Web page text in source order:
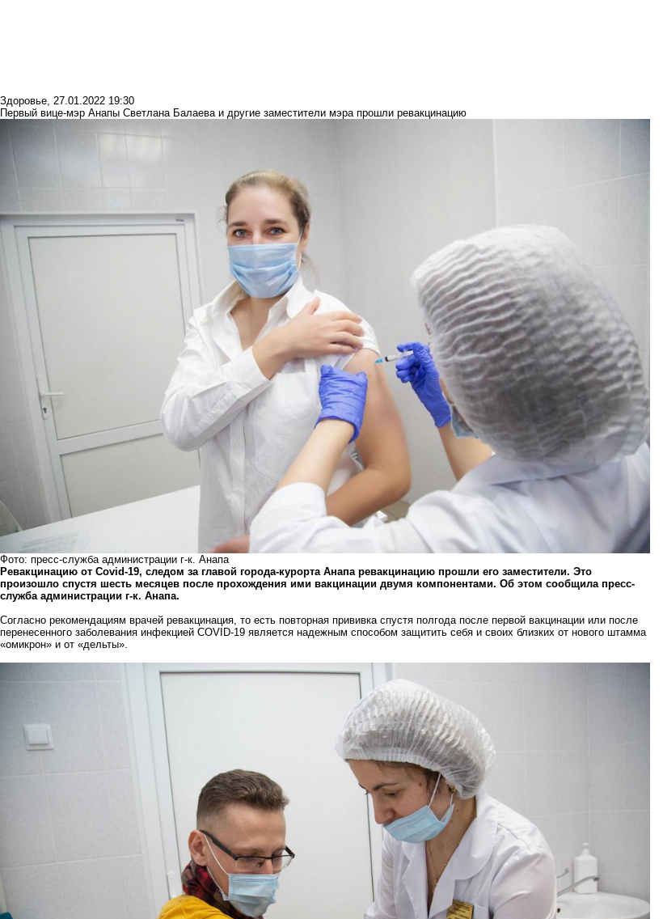
Здоровье, 27.01.2022 19:30
Первый вице-мэр Анапы Светлана Балаева и другие заместители мэра прошли ревакцинацию
Фото: пресс-служба администрации г-к. Анапа
Ревакцинацию от Covid-19, следом за главой города-курорта Анапа ревакцинацию прошли его заместители. Это
произошло спустя шесть месяцев после прохождения ими вакцинации двумя компонентами. Об этом сообщила пресс-
служба администрации г-к. Анапа.
Согласно рекомендациям врачей ревакцинация, то есть повторная прививка спустя полгода после первой вакцинации или после
перенесенного заболевания инфекцией COVID-19 является надежным способом защитить себя и своих близких от нового штамма
«омикрон» и от «дельты».